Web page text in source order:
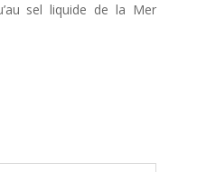
sel liquide de la Mer